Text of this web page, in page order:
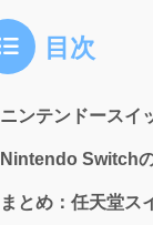
目次
ニンテンドースイ
Nintendo Switch
まとめ：任天堂ス